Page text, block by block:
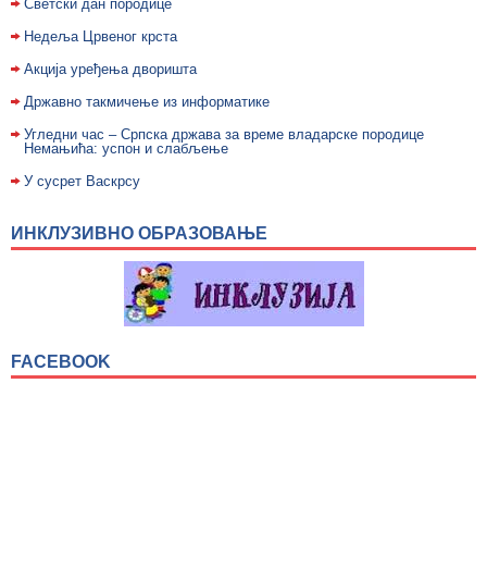
Светски дан породице
Недељa Црвеног крста
Акција уређења дворишта
Државно такмичење из информатике
Угледни час – Српска држава за време владарске породице
Немањића: успон и слабљење
У сусрет Васкрсу
ИНКЛУЗИВНО ОБРАЗОВАЊЕ
FACEBOOK